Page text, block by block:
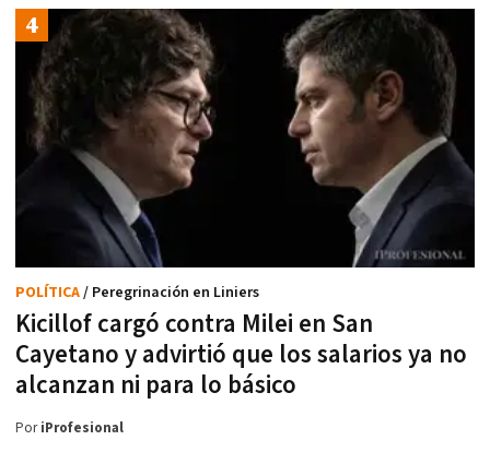
Kicillof cargó contra Milei en San
Cayetano y advirtió que los salarios ya no
alcanzan ni para lo básico
POLÍTICA/ Peregrinación en Liniers
PoriProfesional